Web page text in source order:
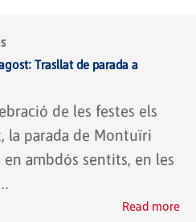
Trasllat de parada a
de les festes els
la parada de Montuïri
ambdós sentits, en les
Read more